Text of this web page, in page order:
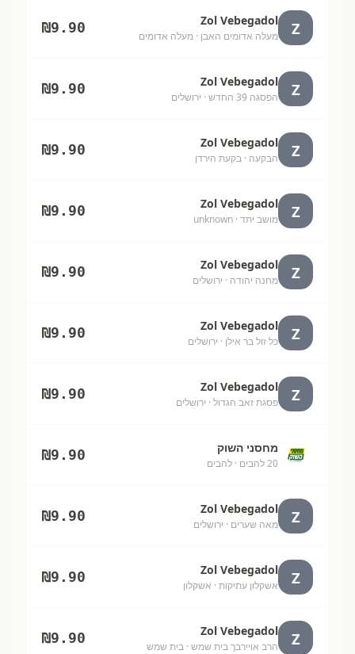
Z
Zol Vebegadol
מעלה אדומים האבן · מעלה אדומים
₪9.90
Z
Zol Vebegadol
הפסגה 39 החדש · ירושלים
₪9.90
Z
Zol Vebegadol
הבקעה · בקעת הירדן
₪9.90
Z
Zol Vebegadol
מושב יתד · unknown
₪9.90
Z
Zol Vebegadol
מחנה יהודה · ירושלים
₪9.90
Z
Zol Vebegadol
כל זול בר אילן · ירושלים
₪9.90
Z
Zol Vebegadol
פסגת זאב הגדול · ירושלים
₪9.90
מחסני השוק
20 להבים · להבים
₪9.90
Z
Zol Vebegadol
מאה שערים · ירושלים
₪9.90
Z
Zol Vebegadol
אשקלון עתיקות · אשקלון
₪9.90
Z
Zol Vebegadol
הרב אויירבך בית שמש · בית שמש
₪9.90